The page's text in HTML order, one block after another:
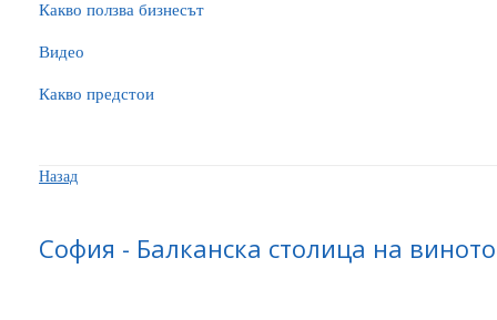
Какво ползва бизнесът
Видео
Какво предстои
Назад
София - Балканска столица на виното